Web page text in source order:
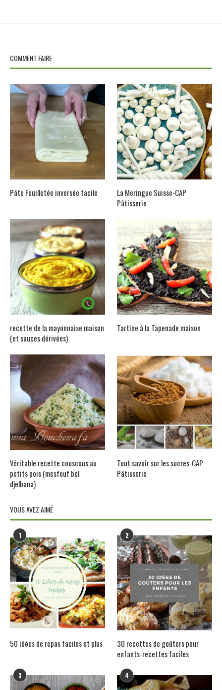
COMMENT FAIRE
Pâte Feuilletée inversée facile
La Meringue Suisse-CAP
Pâtisserie
recette de la mayonnaise maison
(et sauces dérivées)
Tartine à la Tapenade maison
Véritable recette couscous au
petits pois (mesfouf bel
djelbana)
Tout savoir sur les sucres-CAP
Pâtisserie
VOUS AVEZ AIMÉ
1
50 idées de repas faciles et plus
2
30 recettes de goûters pour
enfants-recettes faciles
3 4